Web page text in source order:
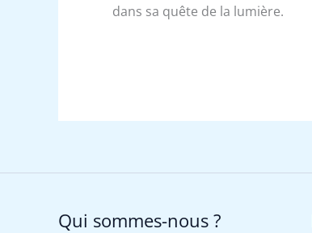
dans sa quête de la lumière.
Qui sommes-nous ?